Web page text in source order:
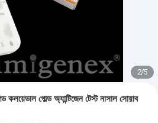
2/5
গোল্ড অ্যান্টিজেন টেস্ট নাসাল সোয়াব